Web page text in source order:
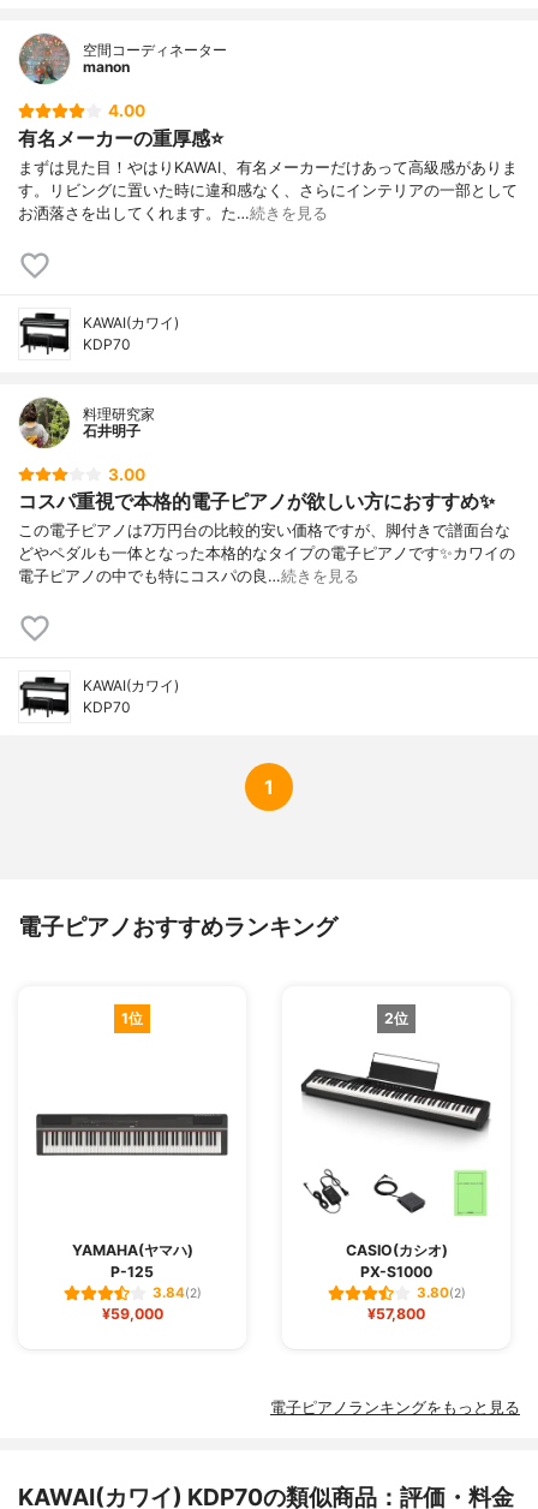
空間コーディネーター
manon
4.00
有名メーカーの重厚感⭐️
まずは見た目！やはりKAWAI、有名メーカーだけあって高級感がありま
す。リビングに置いた時に違和感なく、さらにインテリアの一部として
お洒落さを出してくれます。た…続きを見る
KAWAI(カワイ)
KDP70
料理研究家
石井明子
3.00
コスパ重視で本格的電子ピアノが欲しい方におすすめ✨
この電子ピアノは7万円台の比較的安い価格ですが、脚付きで譜面台な
どやペダルも一体となった本格的なタイプの電子ピアノです✨カワイの
電子ピアノの中でも特にコスパの良…続きを見る
KAWAI(カワイ)
KDP70
1
電子ピアノおすすめランキング
1位
YAMAHA(ヤマハ)
P-125
3.84(2)
¥59,000
2位
CASIO(カシオ)
PX-S1000
3.80(2)
¥57,800
電子ピアノランキングをもっと見る
KAWAI(カワイ) KDP70の類似商品：評価・料金